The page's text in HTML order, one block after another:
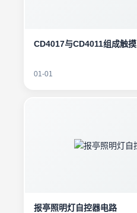
CD4017与CD4011组成触摸
01-01
报亭照明灯自控器电路